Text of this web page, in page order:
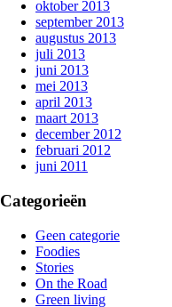
oktober 2013
september 2013
augustus 2013
juli 2013
juni 2013
mei 2013
april 2013
maart 2013
december 2012
februari 2012
juni 2011
Categorieën
Geen categorie
Foodies
Stories
On the Road
Green living